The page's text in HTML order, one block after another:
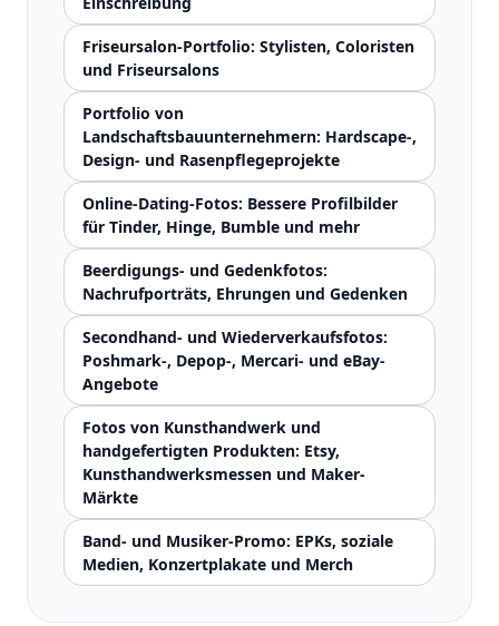
Friseursalon-Portfolio: Stylisten, Coloristen
und Friseursalons
Portfolio von
Landschaftsbauunternehmern: Hardscape-,
Design- und Rasenpflegeprojekte
Online-Dating-Fotos: Bessere Profilbilder
für Tinder, Hinge, Bumble und mehr
Beerdigungs- und Gedenkfotos:
Nachrufporträts, Ehrungen und Gedenken
Secondhand- und Wiederverkaufsfotos:
Poshmark-, Depop-, Mercari- und eBay-
Angebote
Fotos von Kunsthandwerk und
handgefertigten Produkten: Etsy,
Kunsthandwerksmessen und Maker-
Märkte
Band- und Musiker-Promo: EPKs, soziale
Medien, Konzertplakate und Merch